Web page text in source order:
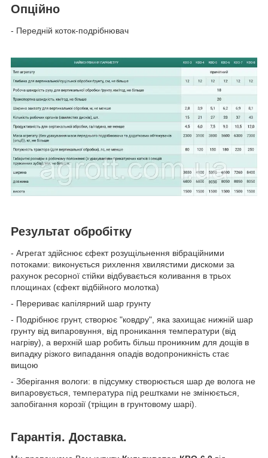
Опційно
- Передній коток-подрібнювач
Результат обробітку
- Агрегат здійснює єфект розущільнення вібраційними
потоками: виконується рихлення хвилястими дискоми за
рахунок ресорної стійки відбувається коливання в трьох
площинах (єфект відбійного молотка)
- Перериває капілярний шар грунту
- Подрібнює грунт, створює "ковдру", яка захищає нижній шар
грунту від випаровуння, від проникання температури (від
нагріву), а верхній шар робить більш проникним для дощів в
випадку різкого випадання опадів водопроникність стає
вищою
- Зберігання вологи: в підсумку створюється шар де волога не
випаровується, температура під рештками не змінюється,
запобігання корозії (тріщин в грунтовому шарі).
Гарантія. Доставка.